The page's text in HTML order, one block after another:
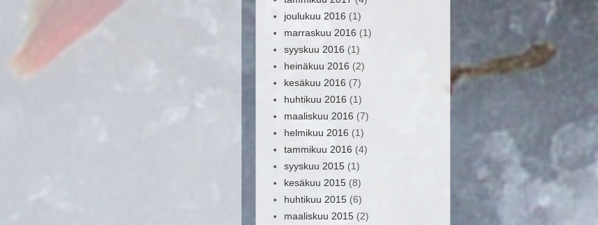
joulukuu 2016 (1)
marraskuu 2016 (1)
syyskuu 2016 (1)
heinäkuu 2016 (2)
kesäkuu 2016 (7)
huhtikuu 2016 (1)
maaliskuu 2016 (7)
helmikuu 2016 (1)
tammikuu 2016 (4)
syyskuu 2015 (1)
kesäkuu 2015 (8)
huhtikuu 2015 (6)
maaliskuu 2015 (2)